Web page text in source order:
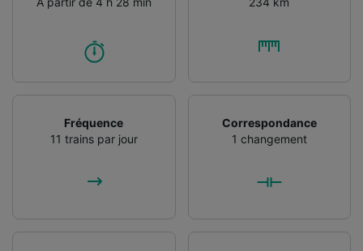
Fréquence
11 trains par jour
Correspondance
1 changement